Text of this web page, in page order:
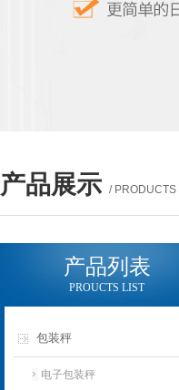
产品展示 / PRODUCTS
产品列表
PROUCTS LIST
包装秤
电子包装秤